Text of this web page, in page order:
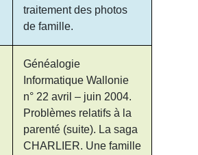
traitement des photos
de famille.
Généalogie
Informatique Wallonie
n° 22 avril – juin 2004.
Problèmes relatifs à la
parenté (suite). La saga
CHARLIER. Une famille